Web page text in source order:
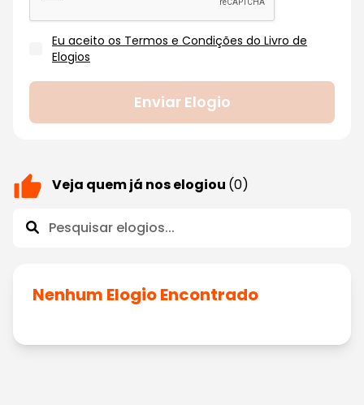
Veja quem já nos elogiou (0)
Nenhum Elogio Encontrado
Eu aceito os Termos e Condições do Livro de
Elogios
Enviar Elogio